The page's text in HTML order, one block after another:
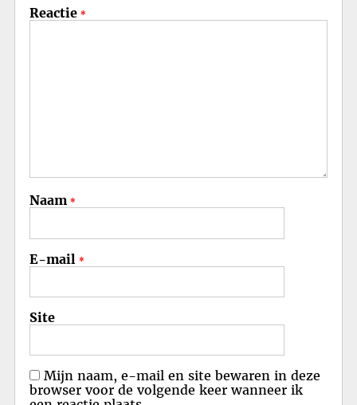
Reactie *
Naam *
E-mail *
Site
Mijn naam, e-mail en site bewaren in deze
browser voor de volgende keer wanneer ik